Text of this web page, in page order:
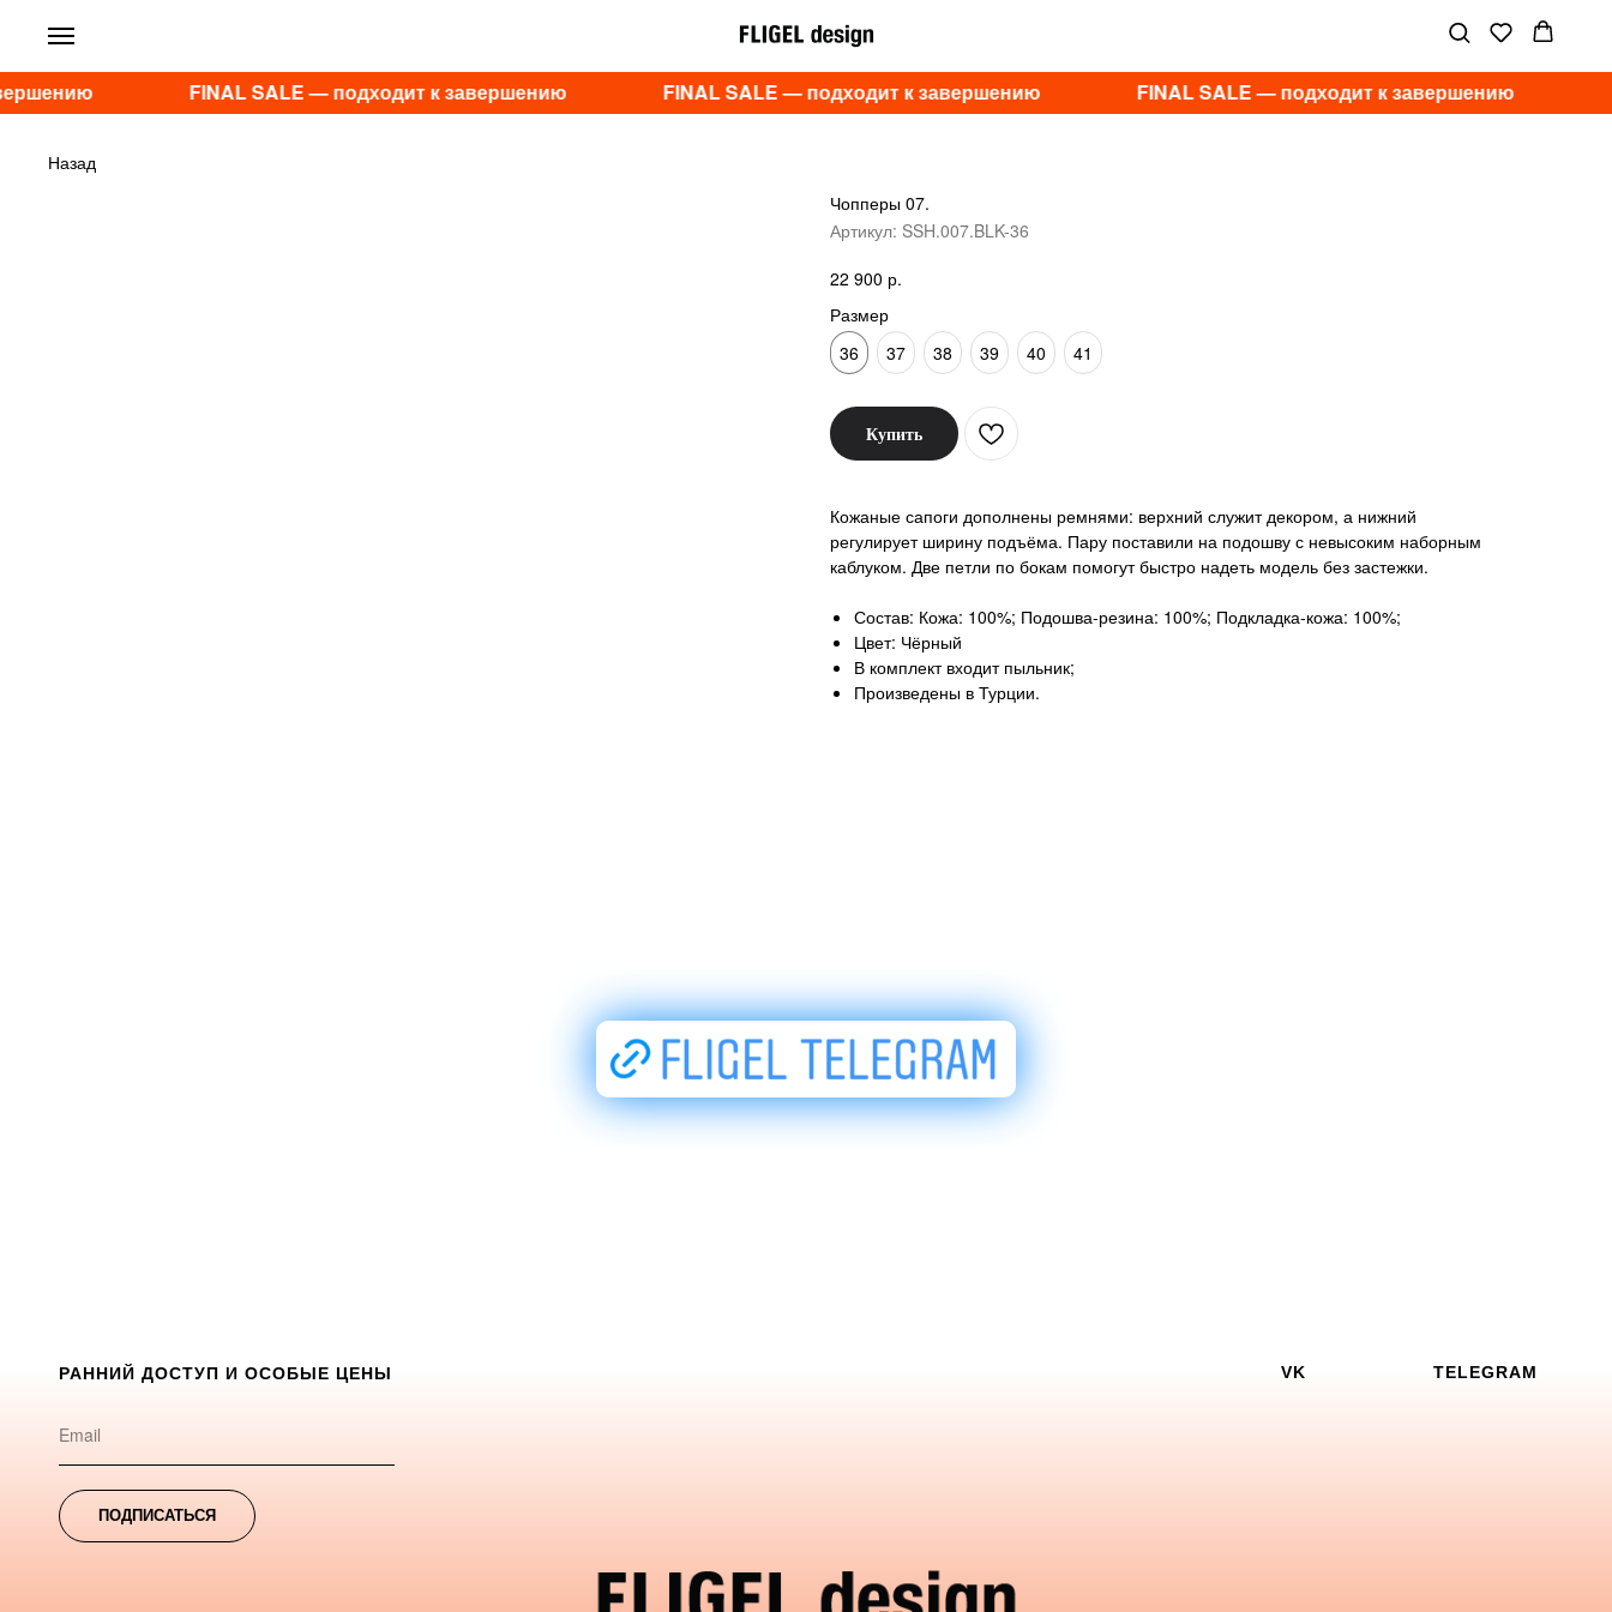
FINAL SALE — подходит к завершению FINAL SALE — подходит к завершению FINAL SALE — подходит к завершению
Назад
Чопперы 07.
Артикул: SSH.007.BLK-36
22 900 р.
Размер
36
37 38 39 40 41
Купить
Кожаные сапоги дополнены ремнями: верхний служит декором, а нижний
регулирует ширину подъёма. Пару поставили на подошву с невысоким наборным
каблуком. Две петли по бокам помогут быстро надеть модель без застежки.
Состав: Кожа: 100%; Подошва-резина: 100%; Подкладка-кожа: 100%;
Цвет: Чёрный
В комплект входит пыльник;
Произведены в Турции.
TELEGRAM
VK
ПОДПИСАТЬСЯ
РАННИЙ ДОСТУП И ОСОБЫЕ ЦЕНЫ